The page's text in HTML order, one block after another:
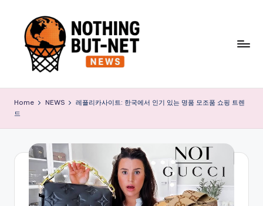
content
o
Home NEWS
레플리카사이트: 한국에서 인기 있는 명품 모조품 쇼핑 트렌
드